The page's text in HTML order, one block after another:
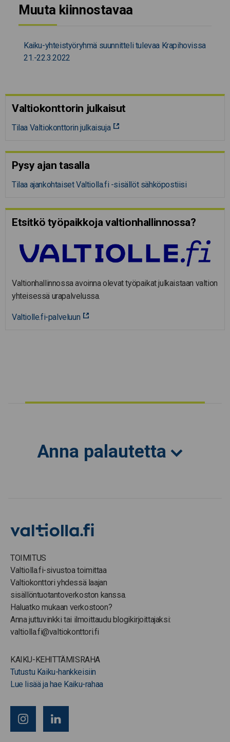
Muuta kiinnostavaa
Kaiku-yhteistyöryhmä suunnitteli tulevaa Krapihovissa
21.-22.3.2022
Valtiokonttorin julkaisut
Tilaa Valtiokonttorin julkaisuja
Pysy ajan tasalla
Tilaa ajankohtaiset Valtiolla.fi -sisällöt sähköpostiisi
Etsitkö työpaikkoja valtion­hal­lin­nossa?
Valtionhallinnossa avoinna olevat työpaikat julkaistaan valtion
yhteisessä urapalvelussa.
Valtiolle.fi-palveluun
Anna palautetta
TOIMITUS
Valtiolla.fi-sivustoa toimittaa
Valtiokonttori yhdessä laajan
sisällöntuotantoverkoston kanssa.
Haluatko mukaan verkostoon?
Anna juttuvinkki tai ilmoittaudu blogikirjoittajaksi:
valtiolla.fi@valtiokonttori.fi
KAIKU-KEHITTÄMISRAHA
Tutustu Kaiku-hankkeisiin
Lue lisää ja hae Kaiku-rahaa